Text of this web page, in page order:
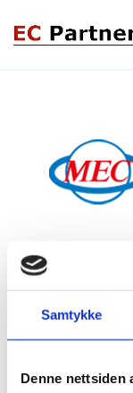
Samtykke
Denne nettsiden
Mercury
-